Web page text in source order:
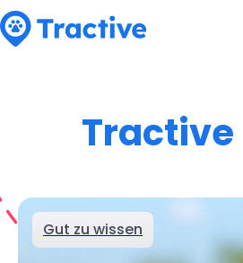
Tractive
Gut zu wissen